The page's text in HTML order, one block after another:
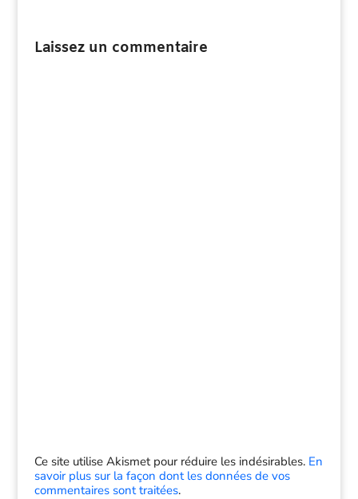
Laissez un commentaire
Ce site utilise Akismet pour réduire les indésirables. En
savoir plus sur la façon dont les données de vos
commentaires sont traitées.